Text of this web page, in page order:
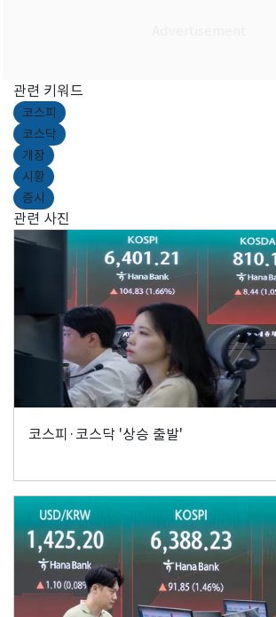
관련 키워드
코스피
코스닥
개장
시황
증시
관련 사진
코스피·코스닥 '상승 출발'